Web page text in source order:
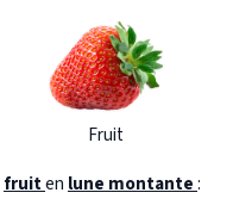
Fruit
fruiten lune montante: